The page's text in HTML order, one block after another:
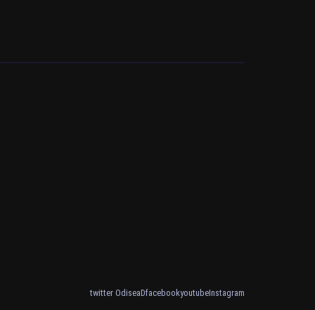
twitter OdiseaDfacebookyoutubeInstagram